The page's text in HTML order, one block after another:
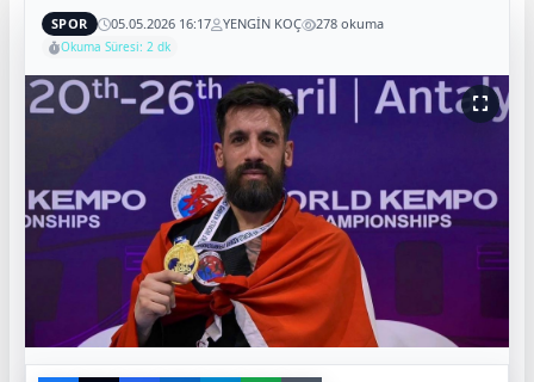
SPOR 05.05.2026 16:17 YENGİN KOÇ 278 okuma
Okuma Süresi: 2 dk